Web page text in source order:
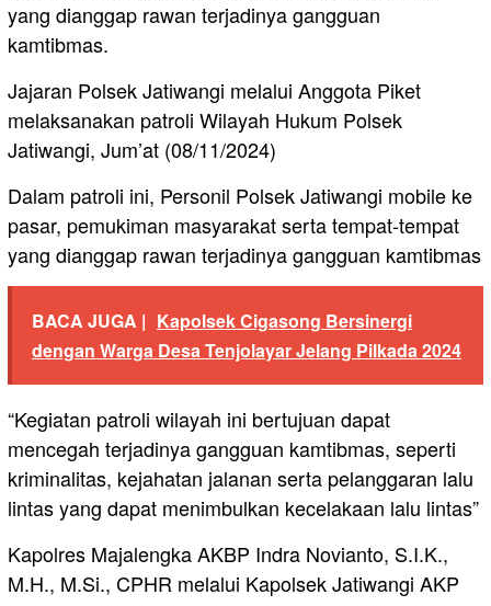
yang dianggap rawan terjadinya gangguan
kamtibmas.
Jajaran Polsek Jatiwangi melalui Anggota Piket
melaksanakan patroli Wilayah Hukum Polsek
Jatiwangi, Jum’at (08/11/2024)
Dalam patroli ini, Personil Polsek Jatiwangi mobile ke
pasar, pemukiman masyarakat serta tempat-tempat
yang dianggap rawan terjadinya gangguan kamtibmas
BACA JUGA | Kapolsek Cigasong Bersinergi
dengan Warga Desa Tenjolayar Jelang Pilkada 2024
“Kegiatan patroli wilayah ini bertujuan dapat
mencegah terjadinya gangguan kamtibmas, seperti
kriminalitas, kejahatan jalanan serta pelanggaran lalu
lintas yang dapat menimbulkan kecelakaan lalu lintas”
Kapolres Majalengka AKBP Indra Novianto, S.I.K.,
M.H., M.Si., CPHR melalui Kapolsek Jatiwangi AKP